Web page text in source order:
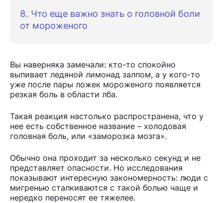
Вы наверняка замечали: кто-то спокойно
выпивает ледяной лимонад залпом, а у кого-то
уже после пары ложек мороженого появляется
резкая боль в области лба.
Такая реакция настолько распространена, что у
нее есть собственное название – холодовая
головная боль, или «заморозка мозга».
Обычно она проходит за несколько секунд и не
представляет опасности. Но исследования
показывают интересную закономерность: люди с
мигренью сталкиваются с такой болью чаще и
нередко переносят ее тяжелее.
Что еще важно знать о головной боли
от мороженого